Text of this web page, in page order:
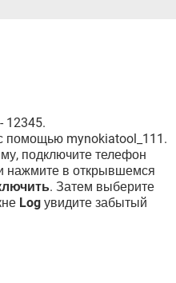
12345.
помощью mynokiatool_111.
подключите телефон
нажмите в открывшемся
. Затем выберите
Log увидите забытый